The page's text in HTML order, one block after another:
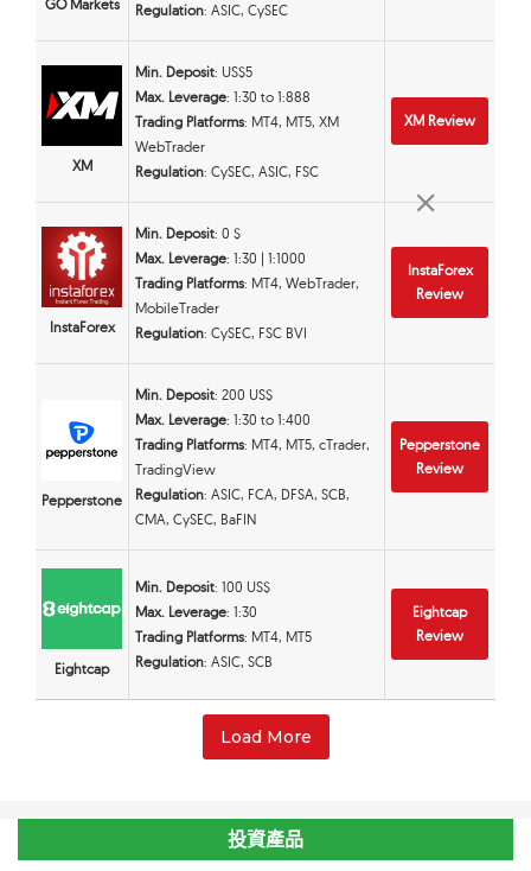
GO Markets Regulation: ASIC, CySEC
XM
Min. Deposit: US$5
Max. Leverage: 1:30 to 1:888
Trading Platforms: MT4, MT5, XM
WebTrader
Regulation: CySEC, ASIC, FSC
XM Review
InstaForex
Min. Deposit: 0 $
Max. Leverage: 1:30 | 1:1000
Trading Platforms: MT4, WebTrader,
MobileTrader
Regulation: CySEC, FSC BVI
InstaForex
Review
Pepperstone
Min. Deposit: 200 US$
Max. Leverage: 1:30 to 1:400
Trading Platforms: MT4, MT5, cTrader,
TradingView
Regulation: ASIC, FCA, DFSA, SCB,
CMA, CySEC, BaFIN
Pepperstone
Review
Eightcap
Min. Deposit: 100 US$
Max. Leverage: 1:30
Trading Platforms: MT4, MT5
Regulation: ASIC, SCB
Eightcap
Review
Load More
投資產品